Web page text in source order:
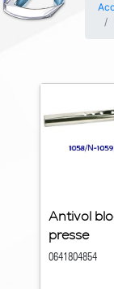
Antivol
presse
0641804854